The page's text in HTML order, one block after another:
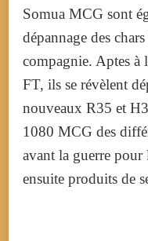
Somua MCG sont
dépannage des
compagnie. Aptes à
FT, ils se révèlent
nouveaux R35 et
1080 MCG des
avant la guerre pour
ensuite produits de